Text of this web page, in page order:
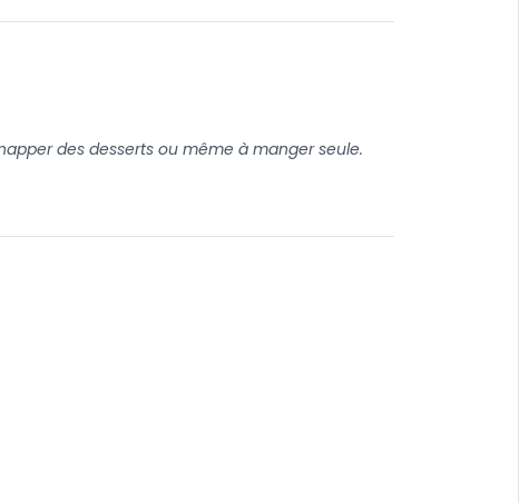
des desserts ou même à manger seule.